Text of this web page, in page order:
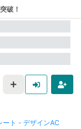
破！
ート - デザインAC